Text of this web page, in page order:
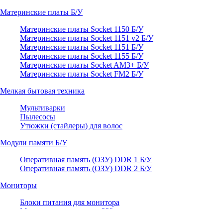
Материнские платы Б/У
Материнские платы Socket 1150 Б/У
Материнские платы Socket 1151 v2 Б/У
Материнские платы Socket 1151 Б/У
Материнские платы Socket 1155 Б/У
Материнские платы Socket AM3+ Б/У
Материнские платы Socket FM2 Б/У
Мелкая бытовая техника
Мультиварки
Пылесосы
Утюжки (стайлеры) для волос
Модули памяти Б/У
Оперативная память (ОЗУ) DDR 1 Б/У
Оперативная память (ОЗУ) DDR 2 Б/У
Мониторы
Блоки питания для монитора